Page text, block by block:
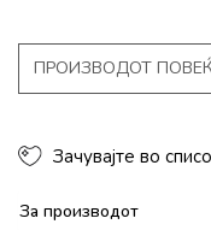
ПРОИЗВОДОТ
Зачувајте во
За производот